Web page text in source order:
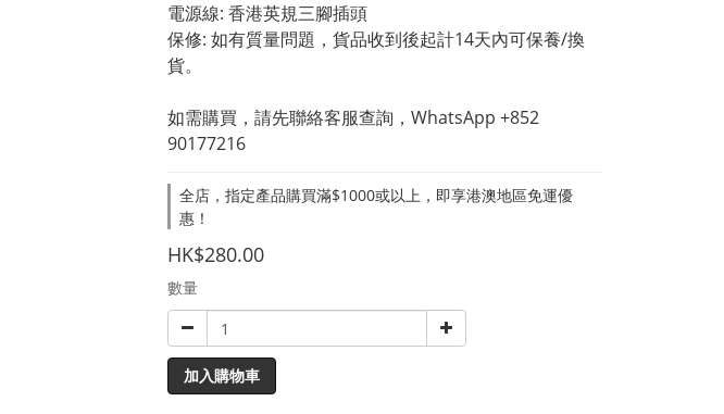
電源線: 香港英規三腳插頭
保修: 如有質量問題，貨品收到後起計14天內可保養/換
貨。
如需購買，請先聯絡客服查詢，WhatsApp +852
90177216
全店，指定產品購買滿$1000或以上，即享港澳地區免運優
惠！
HK$280.00
數量
加入購物車